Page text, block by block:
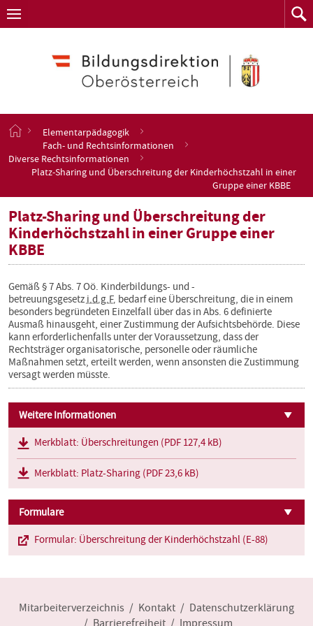
Zum
Inhalt
Navigation
Navigation
aufklappen
Zum
S
a
s
i
t
e
Elementarpädagogik
Fach- und Rechtsinformationen
Diverse Rechtsinformationen
Platz-Sharing und Überschreitung der Kinderhöchstzahl in einer
Gruppe einer KBBE
Platz-Sharing und Überschreitung der
Kinderhöchstzahl in einer Gruppe einer
KBBE
Gemäß § 7 Abs. 7 Oö. Kinderbildungs- und -
betreuungsgesetzi.d.g.F. bedarf eine Überschreitung, die in einem
besonders begründeten Einzelfall über das in Abs. 6 definierte
Ausmaß hinausgeht, einer Zustimmung der Aufsichtsbehörde. Diese
kann erforderlichenfalls unter der Voraussetzung, dass der
Rechtsträger organisatorische, personelle oder räumliche
Maßnahmen setzt, erteilt werden, wenn ansonsten die Zustimmung
versagt werden müsste.
Weitere Informationen
Merkblatt: Überschreitungen (PDF 127,4 kB)
Merkblatt: Platz-Sharing (PDF 23,6 kB)
Formulare
Formular: Überschreitung der Kinderhöchstzahl (E-88)
Mitarbeiterverzeichnis Kontakt
Datenschutzerklärung
Barrierefreiheit
Impressum